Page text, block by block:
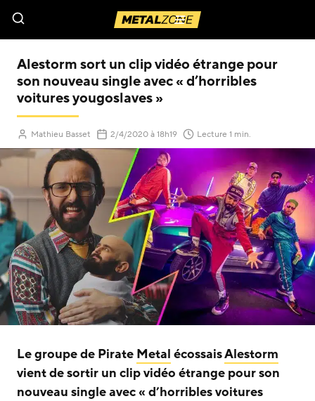
Menu
Alestorm sort un clip vidéo étrange pour
son nouveau single avec « d’horribles
voitures yougoslaves »
Mathieu Basset 2/4/2020(Mis à jour le )
à 18h19 Lecture 1 min.
Le groupe de Pirate Metal écossaisAlestorm
vient de sortir un clip vidéo étrange pour son
nouveau single avec « d’horribles voitures